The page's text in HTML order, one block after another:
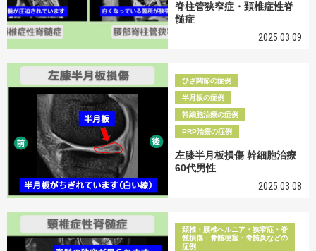
脊柱管狭窄症・頚椎症性脊
髄症
2025.03.09
ひざ関節の症例
半月板の症例
幹細胞治療の症例
PRP治療の症例
左膝半月板損傷 幹細胞治療
60代男性
2025.03.08
頚椎・腰椎ヘルニア・狭窄症・脊
髄損傷・脊髄梗塞・脊髄炎などの
症例